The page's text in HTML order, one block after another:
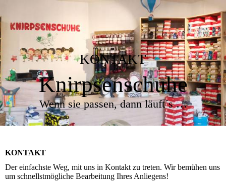
KONTAKT
Knirpsenschuhe
Wenn sie passen, dann läuft´s …
KONTAKT
Der einfachste Weg, mit uns in Kontakt zu treten. Wir bemühen uns
um schnellstmögliche Bearbeitung Ihres Anliegens!